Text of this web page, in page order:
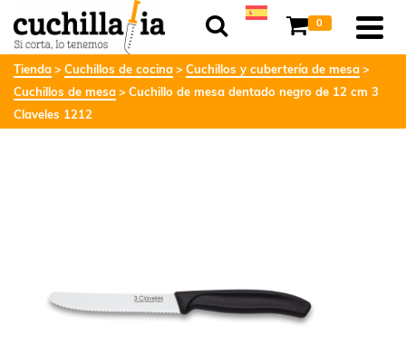
0
Tienda Cuchillos de cocina
Cuchillos y cubertería de mesa
Cuchillos de mesa
Cuchillo de mesa dentado negro de 12 cm 3
Claveles 1212